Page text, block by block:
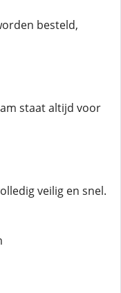
besteld,
staat altijd voor
veilig en snel.